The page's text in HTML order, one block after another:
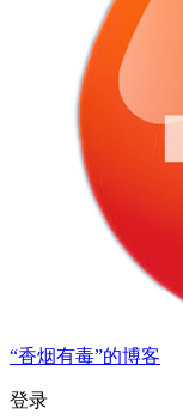
“香烟有毒”的博客
登录